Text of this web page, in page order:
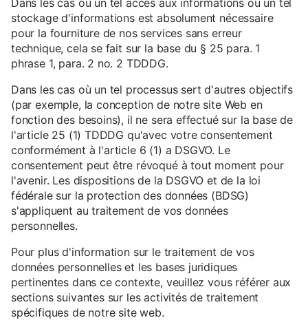
stockage d'informations est absolument nécessaire
pour la fourniture de nos services sans erreur
technique, cela se fait sur la base du § 25 para. 1
phrase 1, para. 2 no. 2 TDDDG.
Dans les cas où un tel processus sert d'autres objectifs
(par exemple, la conception de notre site Web en
fonction des besoins), il ne sera effectué sur la base de
l'article 25 (1) TDDDG qu'avec votre consentement
conformément à l'article 6 (1) a DSGVO. Le
consentement peut être révoqué à tout moment pour
l'avenir. Les dispositions de la DSGVO et de la loi
fédérale sur la protection des données (BDSG)
s'appliquent au traitement de vos données
personnelles.
Pour plus d'information sur le traitement de vos
données personnelles et les bases juridiques
pertinentes dans ce contexte, veuillez vous référer aux
sections suivantes sur les activités de traitement
spécifiques de notre site web.